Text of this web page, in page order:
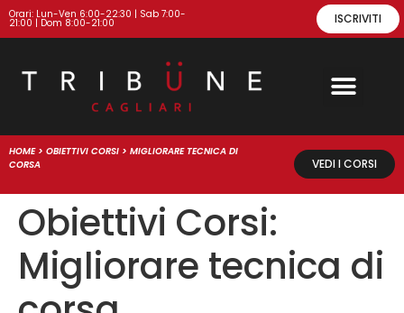
Orari: Lun-Ven 6:00-22:30 | Sab 7:00-
21:00 | Dom 8:00-21:00 ISCRIVITI
HOME> OBIETTIVI CORSI > MIGLIORARE TECNICA DI
CORSA
VEDI I CORSI
Obiettivi Corsi:
Migliorare tecnica di